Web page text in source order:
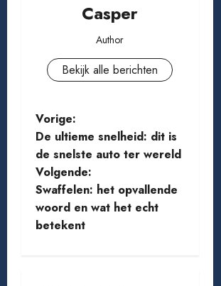
Casper
Author
Bekijk alle berichten
B
e
r
i
Vorige:
De ultieme snelheid: dit is
de snelste auto ter wereld
Volgende:
Swaffelen: het opvallende
woord en wat het echt
betekent